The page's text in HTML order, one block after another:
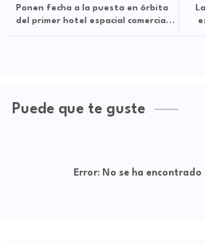
Ponen fecha a la puesta en órbita
del primer hotel espacial comercial
Puede que te guste
Error:No se ha encontrado